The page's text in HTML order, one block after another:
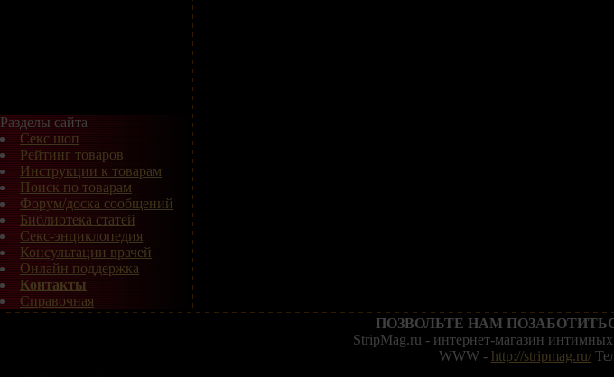
Разделы сайта
Секс шоп
Рейтинг товаров
Инструкции к товарам
Поиск по товарам
Форум/доска сообщений
Библиотека статей
Секс-энциклопедия
Консультации врачей
Онлайн поддержка
Контакты
Справочная
ПОЗВОЛЬТЕ НАМ
StripMag.ru - интернет-магазин интимных
WWW - http://stripmag.ru/